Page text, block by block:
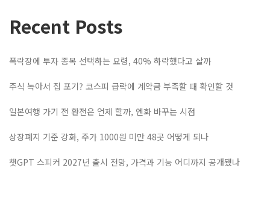
Recent Posts
폭락장에 투자 종목 선택하는 요령, 40% 하락했다고 살까
주식 녹아서 집 포기? 코스피 급락에 계약금 부족할 때 확인할 것
일본여행 가기 전 환전은 언제 할까, 엔화 바꾸는 시점
상장폐지 기준 강화, 주가 1000원 미만 48곳 어떻게 되나
챗GPT 스피커 2027년 출시 전망, 가격과 기능 어디까지 공개됐나